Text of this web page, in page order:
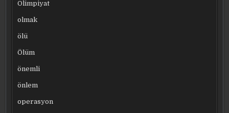
Olimpiyat
olmak
ölü
Ölüm
önemli
önlem
operasyon